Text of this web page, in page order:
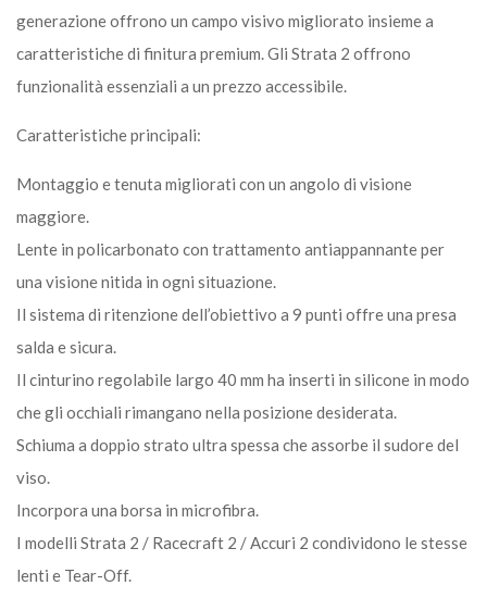
generazione offrono un campo visivo migliorato insieme a
caratteristiche di finitura premium. Gli Strata 2 offrono
funzionalità essenziali a un prezzo accessibile.
Caratteristiche principali:
Montaggio e tenuta migliorati con un angolo di visione
maggiore.
Lente in policarbonato con trattamento antiappannante per
una visione nitida in ogni situazione.
Il sistema di ritenzione dell’obiettivo a 9 punti offre una presa
salda e sicura.
Il cinturino regolabile largo 40 mm ha inserti in silicone in modo
che gli occhiali rimangano nella posizione desiderata.
Schiuma a doppio strato ultra spessa che assorbe il sudore del
viso.
Incorpora una borsa in microfibra.
I modelli Strata 2 / Racecraft 2 / Accuri 2 condividono le stesse
lenti e Tear-Off.